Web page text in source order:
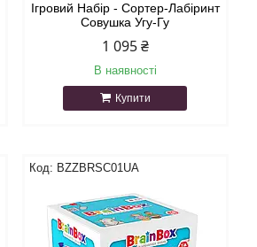
Ігровий Набір - Сортер-Лабіринт
Совушка Угу-Гу
1 095 ₴
В наявності
Купити
BZZBRSC01UA